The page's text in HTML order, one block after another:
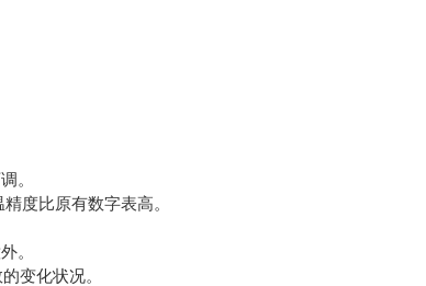
。
度比原有数字表高。
。
变化状况。